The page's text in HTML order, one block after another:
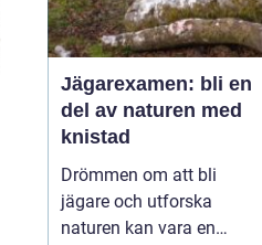
Jägarexamen: bli en
del av naturen med
knistad
Drömmen om att bli
jägare och utforska
naturen kan vara en